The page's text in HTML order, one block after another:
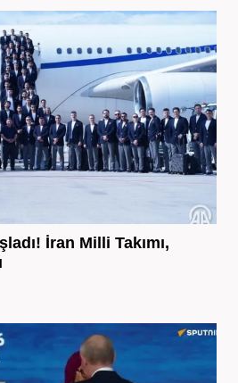
İran Milli Takımı,